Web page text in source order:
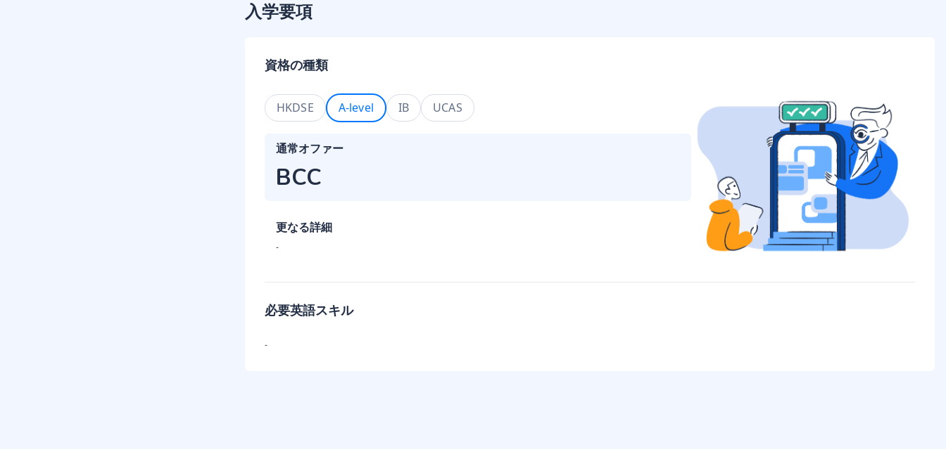
入学要項
資格の種類
HKDSE A-level IB UCAS
通常オファー
BCC
更なる詳細
-
必要英語スキル
-